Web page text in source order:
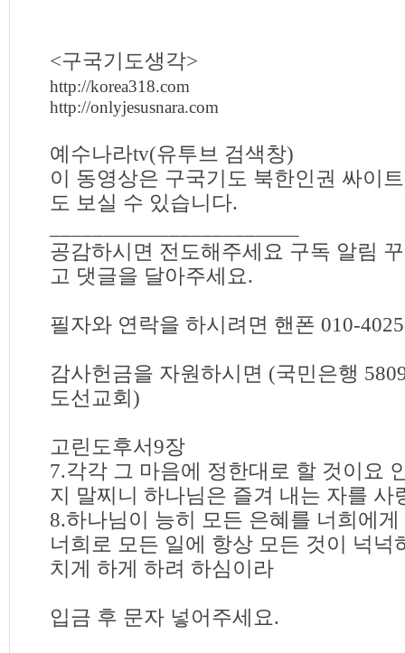
<구국기도생각>
http://korea318.com
http://onlyjesusnara.com
예수나라tv(유투브 검색창)
이 동영상은 구국기도 북한인권 싸이
도 보실 수 있습니다.
공감하시면 전도해주세요 구독 알림
고 댓글을 달아주세요.
필자와 연락을 하시려면 핸폰 010-
감사헌금을 자원하시면 (국민은행
도선교회)
고린도후서9장
7.각각 그 마음에 정한대로 할 것이요
지 말찌니 하나님은 즐겨 내는 자를 사
8.하나님이 능히 모든 은혜를 너희에
너희로 모든 일에 항상 모든 것이 넉넉
치게 하게 하려 하심이라
입금 후 문자 넣어주세요.